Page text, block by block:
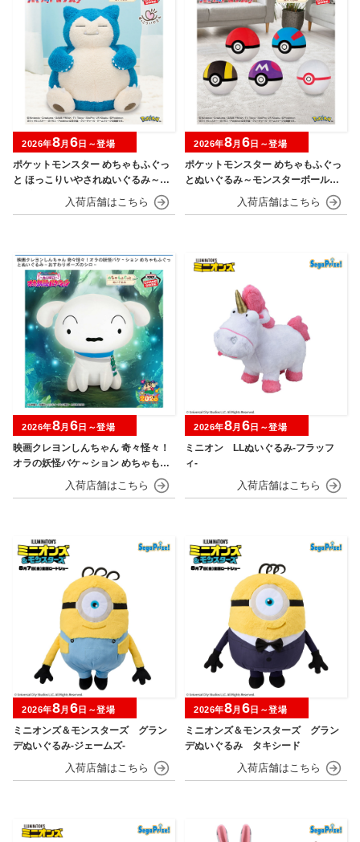
ポケットモンスター めちゃもふぐっ
と ほっこりいやされぬいぐるみ～カ
2026年8月 6 日～登場
ポケットモンスター めちゃもふぐっ
とぬいぐるみ～モンスターボール・
スーパーボール・ハイパーボール・
マスターボール・プレミアボール～
2026年8月 6 日～登場
映画クレヨンしんちゃん 奇々怪々！
オラの妖怪バケ～ション めちゃもふ
ぐっとぬいぐるみ～おすわりポーズ
2026年8月 6日～登場
ミニオン LLぬいぐるみ‐フラッフ
ィ‐
2026年8月 6日～登場
ミニオンズ＆モンスターズ グラン
デぬいぐるみ‐ジェームズ‐
2026年8月 6日～登場
ミニオンズ＆モンスターズ グラン
デぬいぐるみ タキシード
2026年8月 6日～登場